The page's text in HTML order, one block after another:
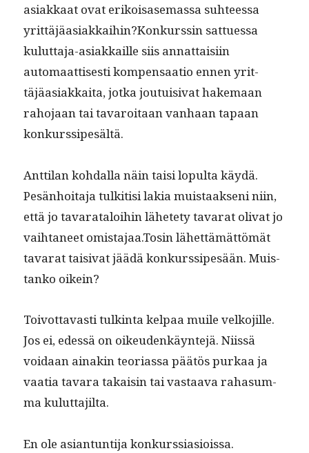
asi­akkaat ovat erikoisas­e­mas­sa suh­teessa
yrittäjäasiakkaihin?Konkurssin sattues­sa
kulut­ta­ja-asi­akkaille siis annat­taisi­in
automaat­tis­es­ti kom­pen­saa­tio ennen yrit­
täjäasi­akkai­ta, jot­ka jou­tu­isi­vat hake­maan
raho­jaan tai tavaroitaan van­haan tapaan
konkurssipesältä.
Antti­lan kohdal­la näin taisi lop­ul­ta käy­dä.
Pesän­hoita­ja tulki­tisi lakia muis­taak­seni niin,
että jo tavarat­aloi­hin lähete­ty tavarat oli­vat jo
vai­h­ta­neet omistajaa.Tosin lähet­tämät­tömät
tavarat taisi­vat jäädä konkurssipesään. Muis­
tanko oikein?
Toiv­ot­tavasti tulk­in­ta kel­paa muile velko­jille.
Jos ei, edessä on oikeu­denkäyn­te­jä. Niis­sä
voidaan ainakin teo­ri­as­sa päätös purkaa ja
vaa­tia tavara takaisin tai vas­taa­va raha­sum­
ma kuluttajilta.
En ole asiantun­ti­ja konkurssi­a­siois­sa.